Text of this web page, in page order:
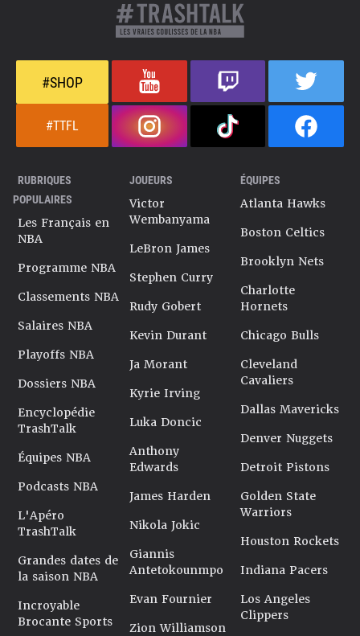
#SHOP
#TTFL
RUBRIQUES
POPULAIRES
Les Français en
NBA
Programme NBA
Classements NBA
Salaires NBA
Playoffs NBA
Dossiers NBA
Encyclopédie
TrashTalk
Équipes NBA
Podcasts NBA
L'Apéro
TrashTalk
Grandes dates de
la saison NBA
Incroyable
Brocante Sports
JOUEURS
Victor
Wembanyama
LeBron James
Stephen Curry
Rudy Gobert
Kevin Durant
Ja Morant
Kyrie Irving
Luka Doncic
Anthony
Edwards
James Harden
Nikola Jokic
Giannis
Antetokounmpo
Evan Fournier
Zion Williamson
ÉQUIPES
Atlanta Hawks
Boston Celtics
Brooklyn Nets
Charlotte
Hornets
Chicago Bulls
Cleveland
Cavaliers
Dallas Mavericks
Denver Nuggets
Detroit Pistons
Golden State
Warriors
Houston Rockets
Indiana Pacers
Los Angeles
Clippers